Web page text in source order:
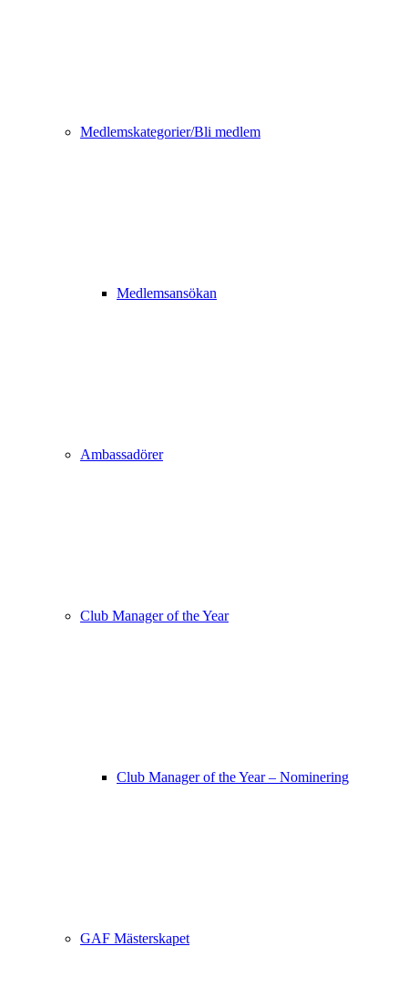
Medlemskategorier/Bli medlem
Medlemsansökan
Ambassadörer
Club Manager of the Year
Club Manager of the Year – Nominering
GAF Mästerskapet